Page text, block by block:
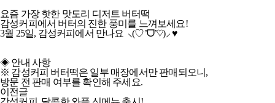
요즘 가장 핫한 맛도리 디저트 버터떡
감성커피에서 버터의 진한 풍미를 느껴보세요!
3월 25일, 감성커피에서 만나요 ⸜(♡’ᗜ’♡)⸝ ♥
◈ 안내 사항
※ 감성커피 버터떡은 일부 매장에서만 판매되오니,
방문 전 판매 여부를 확인해 주세요.
이전글